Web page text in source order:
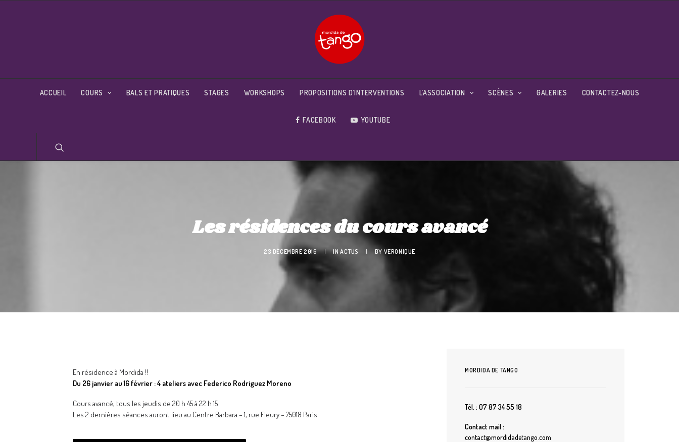
ACCUEIL COURS BALS ET PRATIQUES STAGES WORKSHOPS PROPOSITIONS D’INTERVENTIONS L’ASSOCIATION SCÈNES GALERIES CONTACTEZ-NOUS
FACEBOOK YOUTUBE
Les résidences du cours avancé
23 DÉCEMBRE 2016 | INACTUS BY VERONIQUE
En résidence à Mordida !!
Du 26 janvier au 16 février : 4 ateliers avec Federico Rodriguez Moreno
Cours avancé, tous les jeudis de 20 h 45 à 22 h 15
Les 2 dernières séances auront lieu au Centre Barbara – 1, rue Fleury – 75018 Paris
MORDIDA DE TANGO
Tél. : 07 87 34 55 18
Contact mail :
contact@mordidadetango.com